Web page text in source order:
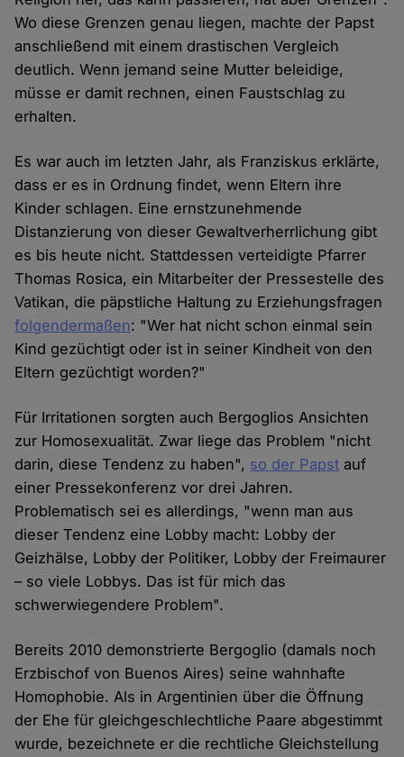
Wo diese Grenzen genau liegen, machte der Papst
anschließend mit einem drastischen Vergleich
deutlich. Wenn jemand seine Mutter beleidige,
müsse er damit rechnen, einen Faustschlag zu
erhalten.
Es war auch im letzten Jahr, als Franziskus erklärte,
dass er es in Ordnung findet, wenn Eltern ihre
Kinder schlagen. Eine ernstzunehmende
Distanzierung von dieser Gewaltverherrlichung gibt
es bis heute nicht. Stattdessen verteidigte Pfarrer
Thomas Rosica, ein Mitarbeiter der Pressestelle des
Vatikan, die päpstliche Haltung zu Erziehungsfragen
folgendermaßen: "Wer hat nicht schon einmal sein
Kind gezüchtigt oder ist in seiner Kindheit von den
Eltern gezüchtigt worden?"
Für Irritationen sorgten auch Bergoglios Ansichten
zur Homosexualität. Zwar liege das Problem "nicht
darin, diese Tendenz zu haben", so der Papst auf
einer Pressekonferenz vor drei Jahren.
Problematisch sei es allerdings, "wenn man aus
dieser Tendenz eine Lobby macht: Lobby der
Geizhälse, Lobby der Politiker, Lobby der Freimaurer
– so viele Lobbys. Das ist für mich das
schwerwiegendere Problem".
Bereits 2010 demonstrierte Bergoglio (damals noch
Erzbischof von Buenos Aires) seine wahnhafte
Homophobie. Als in Argentinien über die Öffnung
der Ehe für gleichgeschlechtliche Paare abgestimmt
wurde, bezeichnete er die rechtliche Gleichstellung